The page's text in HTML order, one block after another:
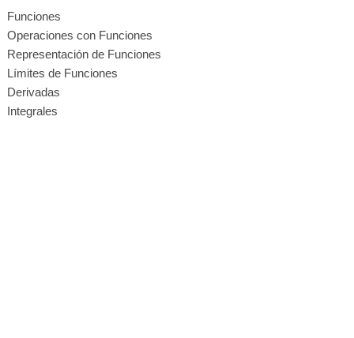
Funciones
Operaciones con Funciones
Representación de Funciones
Límites de Funciones
Derivadas
Integrales